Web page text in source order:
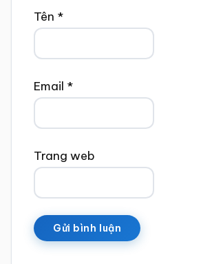
Tên *
Email *
Trang web